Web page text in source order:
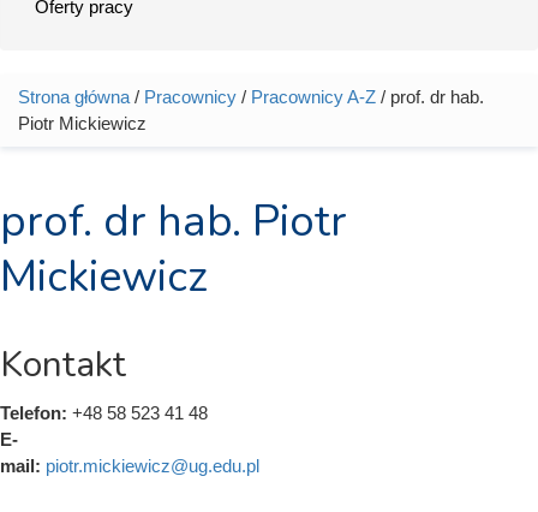
Oferty pracy
Jesteś tutaj
Strona główna / Pracownicy / Pracownicy A-Z / prof. dr hab.
Piotr Mickiewicz
prof. dr hab. Piotr
Mickiewicz
Kontakt
Telefon: +48 58 523 41 48
E-
mail: piotr.mickiewicz@ug.edu.pl